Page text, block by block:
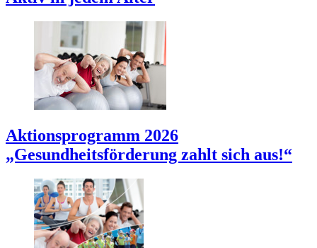
Aktionsprogramm 2026
„Gesundheitsförderung zahlt sich aus!“